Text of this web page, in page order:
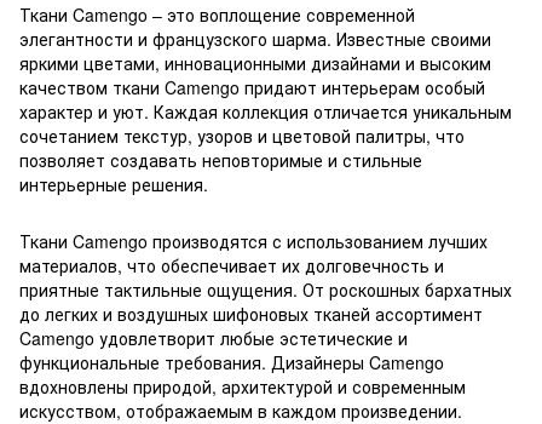
Ткани Camengo – это воплощение современной
элегантности и французского шарма. Известные своими
яркими цветами, инновационными дизайнами и высоким
качеством ткани Camengo придают интерьерам особый
характер и уют. Каждая коллекция отличается уникальным
сочетанием текстур, узоров и цветовой палитры, что
позволяет создавать неповторимые и стильные
интерьерные решения.
Ткани Camengo производятся с использованием лучших
материалов, что обеспечивает их долговечность и
приятные тактильные ощущения. От роскошных бархатных
до легких и воздушных шифоновых тканей ассортимент
Camengo удовлетворит любые эстетические и
функциональные требования. Дизайнеры Camengo
вдохновлены природой, архитектурой и современным
искусством, отображаемым в каждом произведении.